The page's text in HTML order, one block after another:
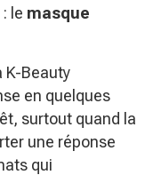
le masque
K-Beauty
en quelques
surtout quand la
une réponse
qui